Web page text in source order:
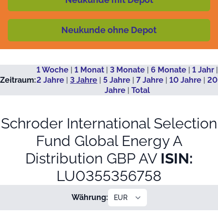
Neukunde ohne Depot
Zeitraum:
1 Woche| 1 Monat| 3 Monate| 6 Monate| 1 Jahr|
2 Jahre | 3 Jahre | 5 Jahre | 7 Jahre | 10 Jahre | 20
Jahre| Total
Schroder International Selection
Fund Global Energy A
Distribution GBP AV ISIN:
LU0355356758
Währung: